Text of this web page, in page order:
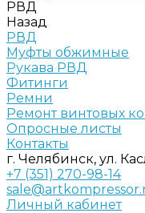
РВД
Назад
РВД
Муфты обжимные
Рукава РВД
Фитинги
Ремни
Ремонт винтовых
Опросные листы
Контакты
г. Челябинск, ул.
+7 (351) 270-98-14
Личный кабинет